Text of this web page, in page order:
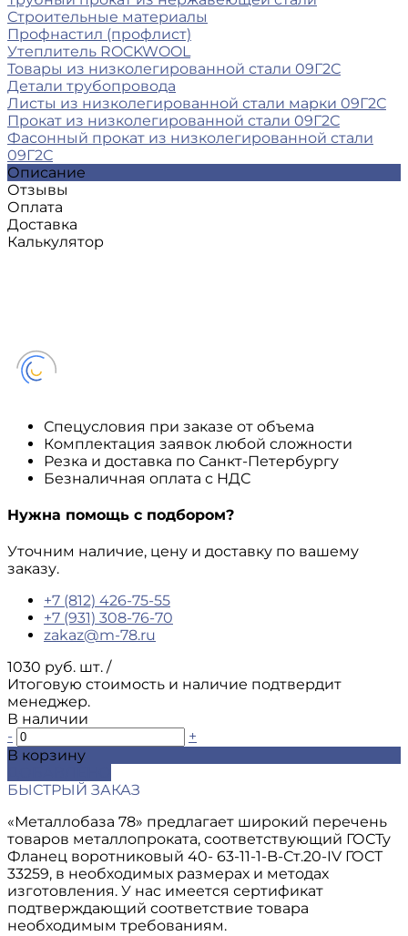
Строительные материалы
Профнастил (профлист)
Утеплитель ROCKWOOL
Товары из низколегированной стали 09Г2С
Детали трубопровода
Листы из низколегированной стали марки 09Г2С
Прокат из низколегированной стали 09Г2С
Фасонный прокат из низколегированной стали
09Г2С
Описание
Отзывы
Оплата
Доставка
Калькулятор
Спецусловия при заказе от объема
Комплектация заявок любой сложности
Резка и доставка по Санкт-Петербургу
Безналичная оплата с НДС
Нужна помощь с подбором?
Уточним наличие, цену и доставку по вашему
заказу.
+7 (812) 426-75-55
+7 (931) 308-76-70
zakaz@m-78.ru
1030 руб. шт. /
Итоговую стоимость и наличие подтвердит
менеджер.
В наличии
-
+
В корзину
БЫСТРЫЙ ЗАКАЗ
«Металлобаза 78» предлагает широкий перечень
товаров металлопроката, соответствующий ГОСТу
Фланец воротниковый 40- 63-11-1-B-Ст.20-IV ГОСТ
33259, в необходимых размерах и методах
изготовления. У нас имеется сертификат
подтверждающий соответствие товара
необходимым требованиям.